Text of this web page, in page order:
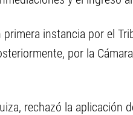
instancia por el
por la
rechazó la aplicación